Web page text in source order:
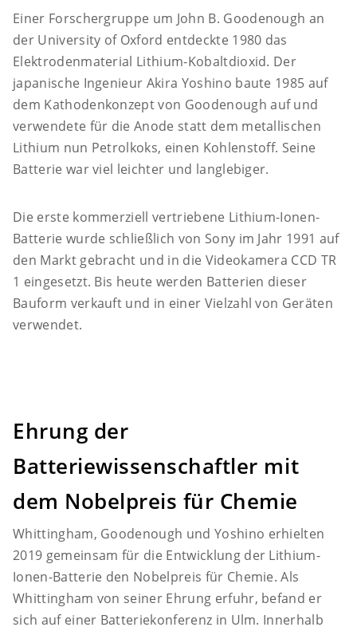
Einer Forschergruppe um John B. Goodenough an
der University of Oxford entdeckte 1980 das
Elektrodenmaterial Lithium-Kobaltdioxid. Der
japanische Ingenieur Akira Yoshino baute 1985 auf
dem Kathodenkonzept von Goodenough auf und
verwendete für die Anode statt dem metallischen
Lithium nun Petrolkoks, einen Kohlenstoff. Seine
Batterie war viel leichter und langlebiger.
Die erste kommerziell vertriebene Lithium-Ionen-
Batterie wurde schließlich von Sony im Jahr 1991 auf
den Markt gebracht und in die Videokamera CCD TR
1 eingesetzt. Bis heute werden Batterien dieser
Bauform verkauft und in einer Vielzahl von Geräten
verwendet.
Ehrung der
Batteriewissenschaftler mit
dem Nobelpreis für Chemie
Whittingham, Goodenough und Yoshino erhielten
2019 gemeinsam für die Entwicklung der Lithium-
Ionen-Batterie den Nobelpreis für Chemie. Als
Whittingham von seiner Ehrung erfuhr, befand er
sich auf einer Batteriekonferenz in Ulm. Innerhalb